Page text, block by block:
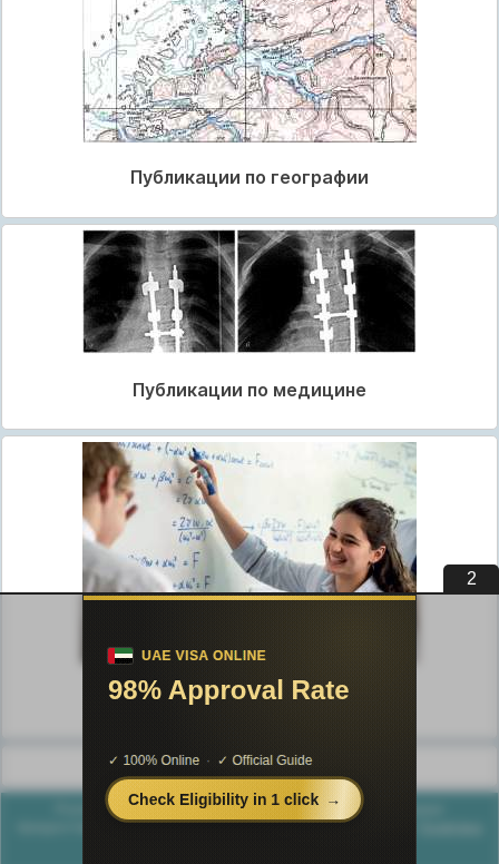
Публикации по географии
Публикации по медицине
Публикации по педагогике
Разделы публикаций
Poznayka.org - Познайка.Орг - 2016-2026 год. Материал
предоставляется для ознакомительных и учебных целей.
1